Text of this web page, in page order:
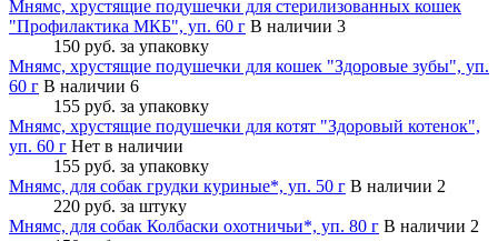
Мнямс, хрустящие подушечки для стерилизованных кошек
"Профилактика МКБ", уп. 60 г В наличии 3
150 руб. за упаковку
Мнямс, хрустящие подушечки для кошек "Здоровые зубы", уп.
60 г В наличии 6
155 руб. за упаковку
Мнямс, хрустящие подушечки для котят "Здоровый котенок",
уп. 60 г Нет в наличии
155 руб. за упаковку
Мнямс, для собак грудки куриные*, уп. 50 г В наличии 2
220 руб. за штуку
Мнямс, для собак Колбаски охотничьи*, уп. 80 г В наличии 2